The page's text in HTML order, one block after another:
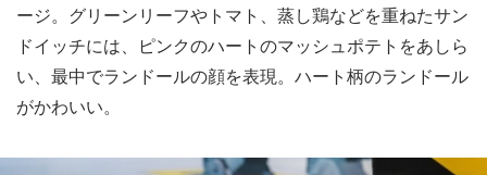
ージ。グリーンリーフやトマト、蒸し鶏などを重ねたサン
ドイッチには、ピンクのハートのマッシュポテトをあしら
い、最中でランドールの顔を表現。ハート柄のランドール
がかわいい。